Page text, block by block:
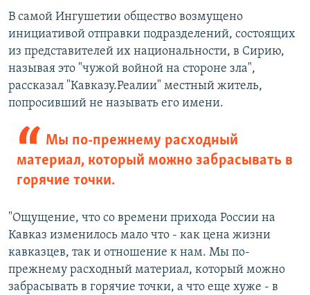
В самой Ингушетии общество возмущено
инициативой отправки подразделений, состоящих
из представителей их национальности, в Сирию,
называя это "чужой войной на стороне зла",
рассказал "Кавказу.Реалии" местный житель,
попросивший не называть его имени.
Мы по-прежнему расходный
материал, который можно забрасывать в
горячие точки.
"Ощущение, что со времени прихода России на
Кавказ изменилось мало что - как цена жизни
кавказцев, так и отношение к нам. Мы по-
прежнему расходный материал, который можно
забрасывать в горячие точки, а что еще хуже - в